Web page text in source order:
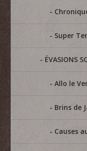
Super
ÉVASIONS
Allo le
Brins de
Causes